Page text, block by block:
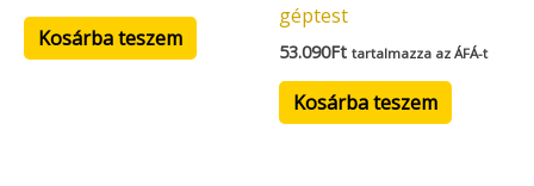
Kosárba teszem
géptest
53.090Ft tartalmazza az ÁFÁ-t
Kosárba teszem